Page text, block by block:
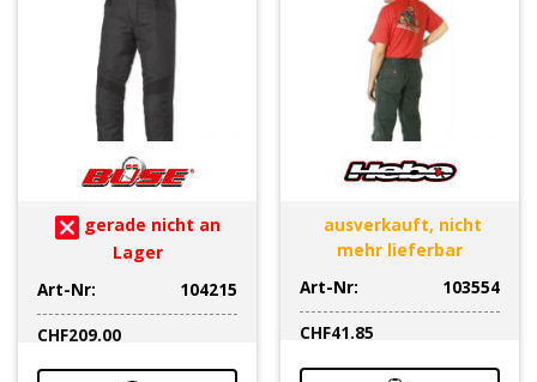
gerade nicht an
Lager
Art-Nr:
104215
CHF209.00
ausverkauft, nicht
mehr lieferbar
Art-Nr:
103554
CHF41.85